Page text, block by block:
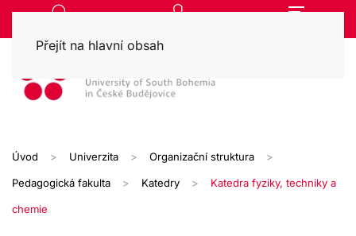
Přejít na hlavní obsah
Úvod Univerzita Organizační struktura
Pedagogická fakulta Katedry Katedra fyziky, techniky a
chemie